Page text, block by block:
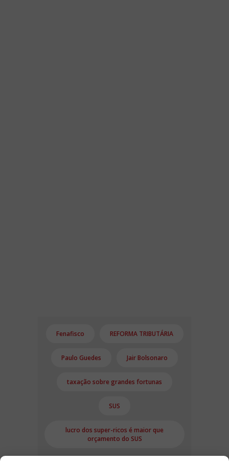
Fenafisco REFORMA TRIBUTÁRIA
Paulo Guedes Jair Bolsonaro
taxação sobre grandes fortunas
SUS
lucro dos super-ricos é maior que
orçamento do SUS